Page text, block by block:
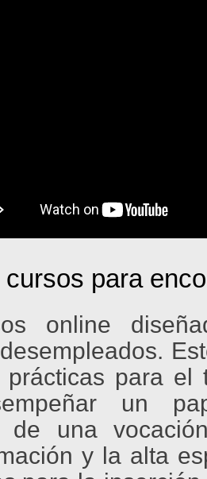
para
online
prácticas para
un
de una
y la alta